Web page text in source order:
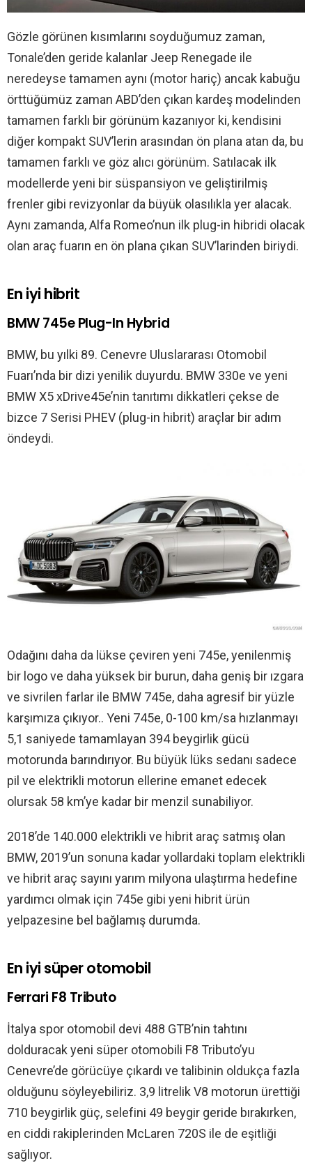
Gözle görünen kısımlarını soyduğumuz zaman,
Tonale’den geride kalanlar Jeep Renegade ile
neredeyse tamamen aynı (motor hariç) ancak kabuğu
örttüğümüz zaman ABD’den çıkan kardeş modelinden
tamamen farklı bir görünüm kazanıyor ki, kendisini
diğer kompakt SUV’lerin arasından ön plana atan da, bu
tamamen farklı ve göz alıcı görünüm. Satılacak ilk
modellerde yeni bir süspansiyon ve geliştirilmiş
frenler gibi revizyonlar da büyük olasılıkla yer alacak.
Aynı zamanda, Alfa Romeo’nun ilk plug-in hibridi olacak
olan araç fuarın en ön plana çıkan SUV’larinden biriydi.
En iyi hibrit
BMW 745e Plug-In Hybrid
BMW, bu yılki 89. Cenevre Uluslararası Otomobil
Fuarı’nda bir dizi yenilik duyurdu. BMW 330e ve yeni
BMW X5 xDrive45e’nin tanıtımı dikkatleri çekse de
bizce 7 Serisi PHEV (plug-in hibrit) araçlar bir adım
öndeydi.
Odağını daha da lükse çeviren yeni 745e, yenilenmiş
bir logo ve daha yüksek bir burun, daha geniş bir ızgara
ve sivrilen farlar ile BMW 745e, daha agresif bir yüzle
karşımıza çıkıyor.. Yeni 745e, 0-100 km/sa hızlanmayı
5,1 saniyede tamamlayan 394 beygirlik gücü
motorunda barındırıyor. Bu büyük lüks sedanı sadece
pil ve elektrikli motorun ellerine emanet edecek
olursak 58 km’ye kadar bir menzil sunabiliyor.
2018’de 140.000 elektrikli ve hibrit araç satmış olan
BMW, 2019’un sonuna kadar yollardaki toplam elektrikli
ve hibrit araç sayını yarım milyona ulaştırma hedefine
yardımcı olmak için 745e gibi yeni hibrit ürün
yelpazesine bel bağlamış durumda.
En iyi süper otomobil
Ferrari F8 Tributo
İtalya spor otomobil devi 488 GTB’nin tahtını
dolduracak yeni süper otomobili F8 Tributo’yu
Cenevre’de görücüye çıkardı ve talibinin oldukça fazla
olduğunu söyleyebiliriz. 3,9 litrelik V8 motorun ürettiği
710 beygirlik güç, selefini 49 beygir geride bırakırken,
en ciddi rakiplerinden McLaren 720S ile de eşitliği
sağlıyor.